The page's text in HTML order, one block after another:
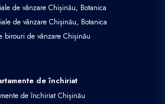
de vânzare Chișinău, Botanica
de vânzare Chișinău, Botanica
birouri de vânzare Chișinău
de închiriat
de închiriat Chișinău